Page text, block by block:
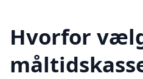
Hvorfor